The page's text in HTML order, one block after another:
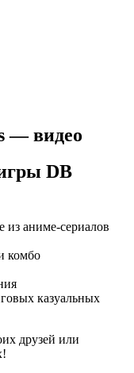
— видео
DB
из аниме-сериалов
комбо
казуальных
друзей или